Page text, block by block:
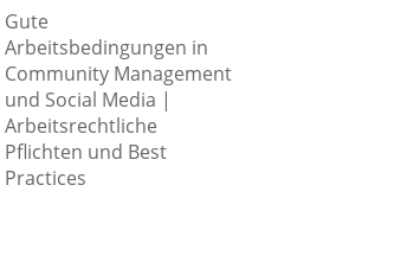
Gute
Arbeitsbedingungen in
Community Management
und Social Media |
Arbeitsrechtliche
Pflichten und Best
Practices